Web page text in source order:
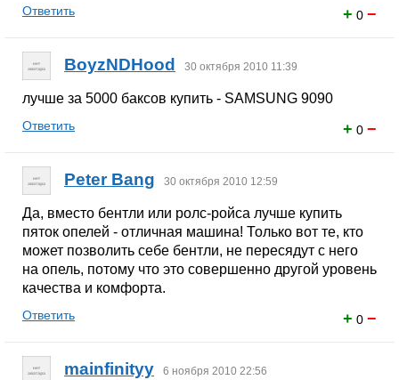
+ 0 −
Ответить
BoyzNDHood 30 октября 2010 11:39
лучше за 5000 баксов купить - SAMSUNG 9090
+ 0 −
Ответить
Peter Bang 30 октября 2010 12:59
Да, вместо бентли или ролс-ройса лучше купить
пяток опелей - отличная машина! Только вот те, кто
может позволить себе бентли, не пересядут с него
на опель, потому что это совершенно другой уровень
качества и комфорта.
+ 0 −
Ответить
mainfinityy 6 ноября 2010 22:56